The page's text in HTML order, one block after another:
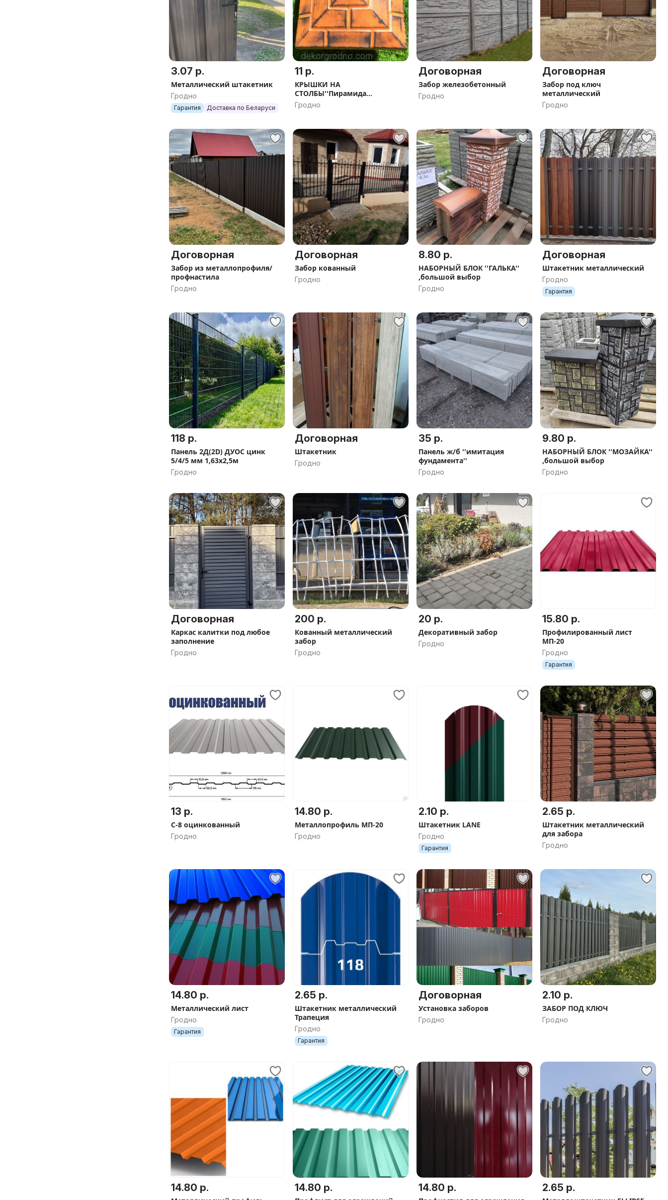
3.07 р.
Металлический штакетник
Гродно
Гарантия Доставка по Беларуси
11 р.
КРЫШКИ НА
СТОЛБЫ''Пирамида
кирпичная''
Гродно
Договорная
Забор железобетонный
Гродно
Договорная
Забор под ключ
металлический
Гродно
Договорная
Забор из металлопрофиля/
профнастила
Гродно
Договорная
Забор кованный
Гродно
8.80 р.
НАБОРНЫЙ БЛОК ''ГАЛЬКА''
,большой выбор
Гродно
Договорная
Штакетник металлический
Гродно
Гарантия
118 р.
Панель 2Д(2D) ДУОС цинк
5/4/5 мм 1,63х2,5м
Гродно
Договорная
Штакетник
Гродно
35 р.
Панель ж/б ''имитация
фундамента''
Гродно
9.80 р.
НАБОРНЫЙ БЛОК ''МОЗАЙКА''
,большой выбор
Гродно
Договорная
Каркас калитки под любое
заполнение
Гродно
200 р.
Кованный металлический
забор
Гродно
20 р.
Декоративный забор
Гродно
15.80 р.
Профилированный лист
МП-20
Гродно
Гарантия
13 р.
С-8 оцинкованный
Гродно
14.80 р.
Металлопрофиль МП-20
Гродно
2.10 р.
Штакетник LANE
Гродно
Гарантия
2.65 р.
Штакетник металлический
для забора
Гродно
14.80 р.
Металлический лист
Гродно
Гарантия
2.65 р.
Штакетник металлический
Трапеция
Гродно
Гарантия
Договорная
Установка заборов
Гродно
2.10 р.
ЗАБОР ПОД КЛЮЧ
Гродно
14.80 р. 14.80 р. 14.80 р. 2.65 р.